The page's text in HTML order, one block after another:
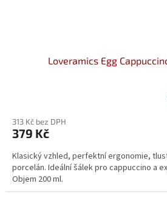
Loveramics Egg
313 Kč bez DPH
379 Kč
Klasický vzhled, perfektní ergonomie,
porcelán. Ideální šálek pro cappuccino a
Objem 200 ml.